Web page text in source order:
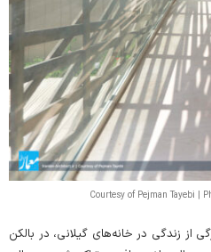
Courtesy of Pejman Tayebi |
از زندگی در خانه‌های گیلانی، در بالکن